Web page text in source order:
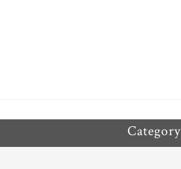
Category